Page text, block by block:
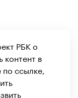
РБК о
контент в
ссылке,